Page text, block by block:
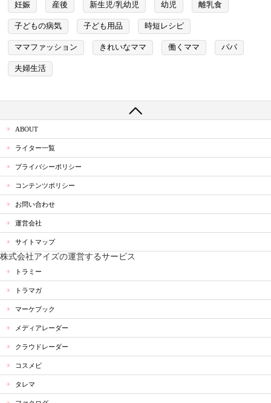
妊娠 産後 新生児/乳幼児 幼児 離乳食
子どもの病気 子ども用品 時短レシピ
ママファッション きれいなママ 働くママ パパ
夫婦生活
ABOUT
ライター一覧
プライバシーポリシー
コンテンツポリシー
お問い合わせ
運営会社
サイトマップ
株式会社アイズの運営するサービス
トラミー
トラマガ
マーケブック
メディアレーダー
クラウドレーダー
コスメビ
タレマ